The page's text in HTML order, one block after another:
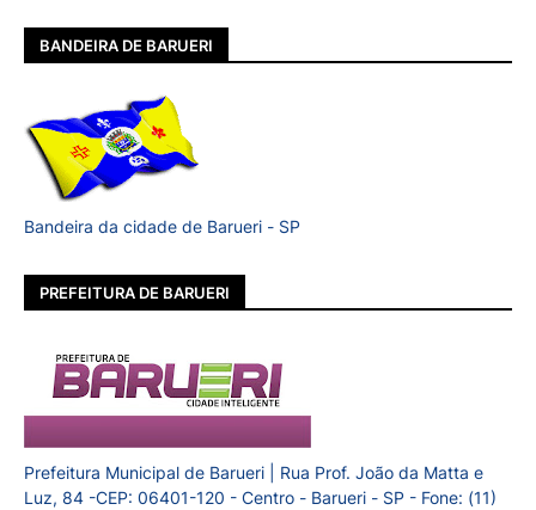
BANDEIRA DE BARUERI
Bandeira da cidade de Barueri - SP
PREFEITURA DE BARUERI
Prefeitura Municipal de Barueri | Rua Prof. João da Matta e
Luz, 84 -CEP: 06401-120 - Centro - Barueri - SP - Fone: (11)